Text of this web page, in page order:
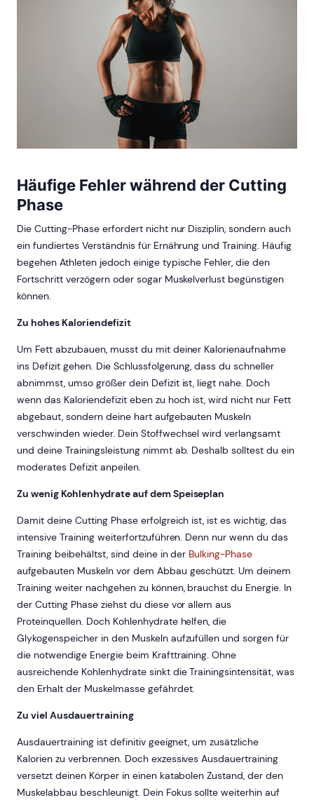
Häufige Fehler während der Cutting
Phase
Die Cutting-Phase erfordert nicht nur Disziplin, sondern auch
ein fundiertes Verständnis für Ernährung und Training. Häufig
begehen Athleten jedoch einige typische Fehler, die den
Fortschritt verzögern oder sogar Muskelverlust begünstigen
können.
Zu hohes Kaloriendefizit
Um Fett abzubauen, musst du mit deiner Kalorienaufnahme
ins Defizit gehen. Die Schlussfolgerung, dass du schneller
abnimmst, umso größer dein Defizit ist, liegt nahe. Doch
wenn das Kaloriendefizit eben zu hoch ist, wird nicht nur Fett
abgebaut, sondern deine hart aufgebauten Muskeln
verschwinden wieder. Dein Stoffwechsel wird verlangsamt
und deine Trainingsleistung nimmt ab. Deshalb solltest du ein
moderates Defizit anpeilen.
Zu wenig Kohlenhydrate auf dem Speiseplan
Damit deine Cutting Phase erfolgreich ist, ist es wichtig, das
intensive Training weiterfortzuführen. Denn nur wenn du das
Training beibehältst, sind deine in der Bulking-Phase
aufgebauten Muskeln vor dem Abbau geschützt. Um deinem
Training weiter nachgehen zu können, brauchst du Energie. In
der Cutting Phase ziehst du diese vor allem aus
Proteinquellen. Doch Kohlenhydrate helfen, die
Glykogenspeicher in den Muskeln aufzufüllen und sorgen für
die notwendige Energie beim Krafttraining. Ohne
ausreichende Kohlenhydrate sinkt die Trainingsintensität, was
den Erhalt der Muskelmasse gefährdet.
Zu viel Ausdauertraining
Ausdauertraining ist definitiv geeignet, um zusätzliche
Kalorien zu verbrennen. Doch exzessives Ausdauertraining
versetzt deinen Körper in einen katabolen Zustand, der den
Muskelabbau beschleunigt. Dein Fokus sollte weiterhin auf